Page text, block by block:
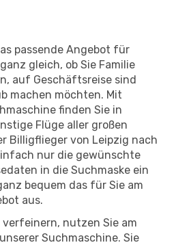
passende Angebot für
gleich, ob Sie Familie
auf Geschäftsreise sind
machen möchten. Mit
finden Sie in
Flüge aller großen
Billigflieger von Leipzig nach
nur die gewünschte
in die Suchmaske ein
bequem das für Sie am
aus.
nutzen Sie am
Suchmaschine. Sie